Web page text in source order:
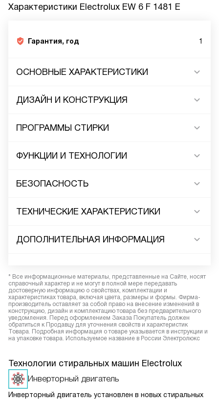
Характеристики Electrolux EW 6 F 1481 E
Гарантия, год 1
ОСНОВНЫЕ ХАРАКТЕРИСТИКИ
ДИЗАЙН И КОНСТРУКЦИЯ
ПРОГРАММЫ СТИРКИ
ФУНКЦИИ И ТЕХНОЛОГИИ
БЕЗОПАСНОСТЬ
ТЕХНИЧЕСКИЕ ХАРАКТЕРИСТИКИ
ДОПОЛНИТЕЛЬНАЯ ИНФОРМАЦИЯ
* Все информационные материалы, представленные на Сайте, носят
справочный характер и не могут в полной мере передавать
достоверную информацию о свойствах, комплектации и
характеристиках товара, включая цвета, размеры и формы. Фирма-
производитель оставляет за собой право на внесение изменений в
конструкцию, дизайн и комплектацию товара без предварительного
уведомления. Перед оформлением Заказа Покупатель должен
обратиться к Продавцу для уточнения свойств и характеристик
Товара. Подробная информация о товаре указывается в инструкции и
на упаковке товара. Используемое название в России Электролюкс
Технологии стиральных машин Electrolux
Инверторный двигатель
Инверторный двигатель установлен в новых стиральных